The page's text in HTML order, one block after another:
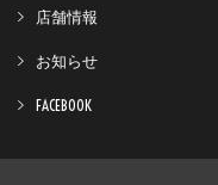
店舗情報
お知らせ
FACEBOOK